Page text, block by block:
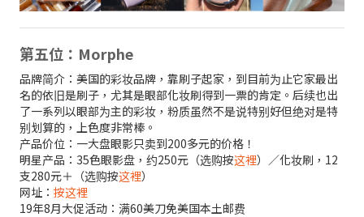
第五位：Morphe
品牌简介：美国的彩妆品牌，靠刷子起家，到目前为止它家最出
名的依旧是刷子，尤其是眼部化妆刷得到一票的肯定。后续也出
了一系列以眼部为主的彩妆，粉质虽然不是说特别好但绝对是特
别划算的，上色度非常棒。
产品价位：一大盘眼影只卖到200多元的价格！
明星产品：35色眼影盘，约250元（选购按这裡）／化妆刷，12
支280元＋（选购按这裡）
网址： 按这裡
19年8月大促活动：满60美刀免美国本土邮费